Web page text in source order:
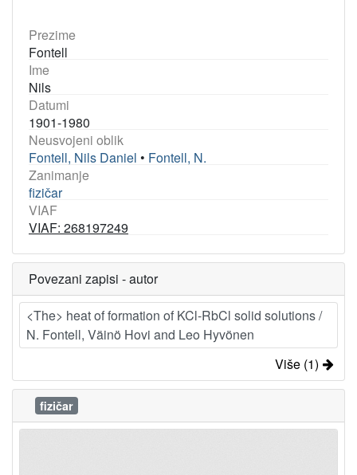
Prezime
Fontell
Ime
Nils
Datumi
1901-1980
Neusvojeni oblik
Fontell, Nils Daniel • Fontell, N.
Zanimanje
fizičar
VIAF
VIAF: 268197249
Povezani zapisi - autor
<The> heat of formation of KCl-RbCl solid solutions /
N. Fontell, Väinö Hovi and Leo Hyvönen
Više (1)
fizičar